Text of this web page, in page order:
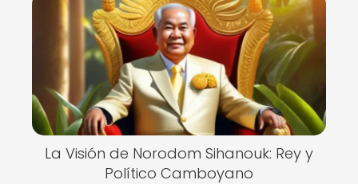
La Visión de Norodom Sihanouk: Rey y
Político Camboyano